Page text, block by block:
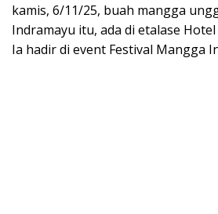
kamis, 6/11/25, buah mangga
Indramayu itu, ada di etalase
Ia hadir di event Festival Mangga